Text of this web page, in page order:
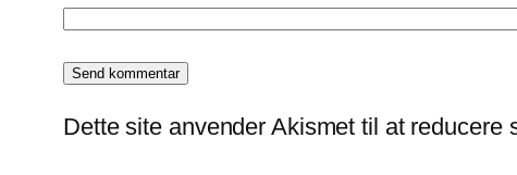
Dette site anvender Akismet til at reducere